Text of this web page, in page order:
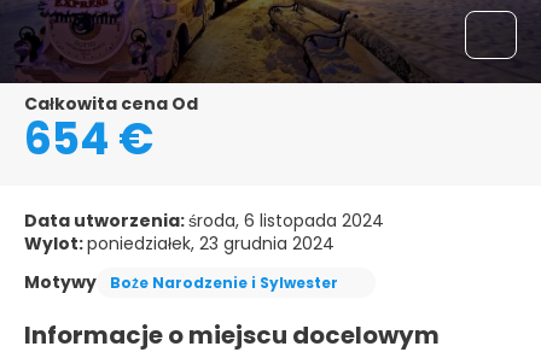
Całkowita cena Od
654 €
Data utworzenia:środa, 6 listopada 2024
Wylot:poniedziałek, 23 grudnia 2024
Motywy
Boże Narodzenie i Sylwester
Informacje o miejscu docelowym